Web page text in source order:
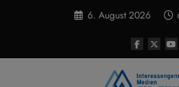
6. August 2026